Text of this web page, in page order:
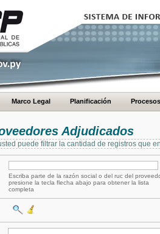
Marco Legal Planificación Procesos
Adjudicados
puede filtrar la cantidad de registros que
Escriba parte de la razón social o del ruc del
presione la tecla flecha abajo para obtener la lista
completa